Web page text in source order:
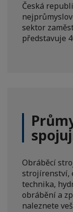
Česká
sektor
představuje
Obráběcí
strojírenství,
technika,
obrábění a
naleznete